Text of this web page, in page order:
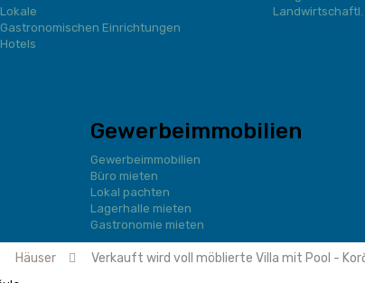
Lokale
Gastronomischen Einrichtungen
Hotels
Gewerbeimmobilien
Gewerbeimmobilien
Büro mieten
Lokal pachten
Lagerhalle mieten
Gastronomie mieten
Häuser Verkauft wird voll möblierte Villa mit Pool -